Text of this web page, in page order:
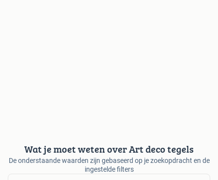
Wat je moet weten over Art deco tegels
De onderstaande waarden zijn gebaseerd op je zoekopdracht en de
ingestelde filters